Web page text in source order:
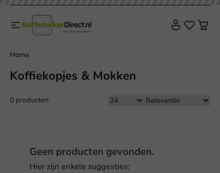
Home
Koffiekopjes & Mokken
0 producten
Geen producten gevonden.
Hier zijn enkele suggesties: